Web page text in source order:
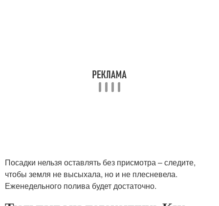
Посадки нельзя оставлять без присмотра – следите,
чтобы земля не высыхала, но и не плесневела.
Еженедельного полива будет достаточно.